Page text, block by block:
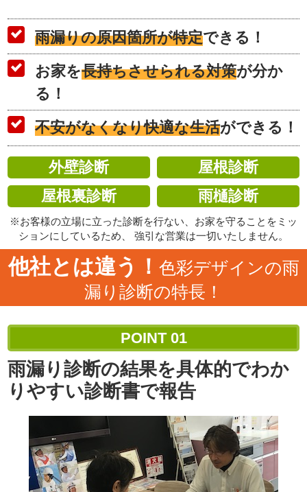
雨漏りの原因箇所が特定できる！
お家を長持ちさせられる対策が分か
る！
不安がなくなり快適な生活ができる！
外壁診断
屋根診断
屋根裏診断
雨樋診断
※お客様の立場に立った診断を行ない、お家を守ることをミッ
ションにしているため、 強引な営業は一切いたしません。
他社とは違う！ 色彩デザインの雨
漏り診断の特長！
POINT01
雨漏り診断の結果を具体的でわか
りやすい診断書で報告